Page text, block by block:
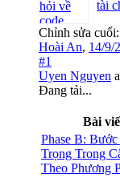
tài
Chỉnh sửa cuối:
Hoài An, 14/9/
#1
Uyen Nguyen
Đang tải...
Bài
Phase B:
Trọng Trong
Theo Phương